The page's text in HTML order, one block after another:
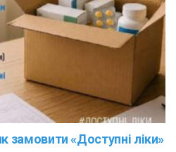
замовити «Доступні ліки»